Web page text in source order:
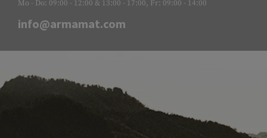
Mo - Do: 09:00 - 12:00 & 13:00 - 17:00, Fr: 09:00 - 14:00
info@armamat.com